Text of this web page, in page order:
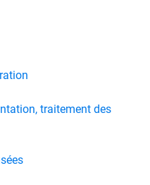
traitement des